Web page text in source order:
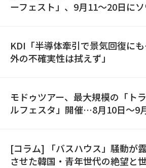
ーフェスト」、9月11〜20日に
KDI「半導体牽引で景気回復に
外の不確実性は拭えず」
モドゥツアー、最大規模の「ト
ルフェスタ」開催…8月10日～9
[コラム] 「バスハウス」騒動が
させた韓国・青年世代の絶望と